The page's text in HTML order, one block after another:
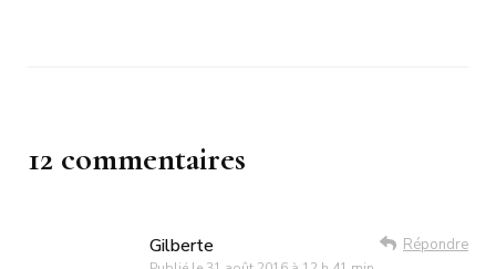
12 commentaires
Gilberte Répondre